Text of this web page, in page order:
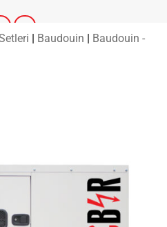
| Baudouin | Baudouin -